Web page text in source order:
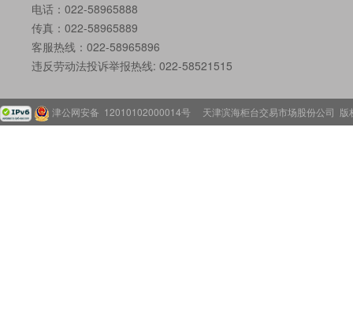
电话：022-58965888
传真：022-58965889
客服热线：022-58965896
违反劳动法投诉举报热线: 022-58521515
津公网安备 12010102000014号 天津滨海柜台交易市场股份公司